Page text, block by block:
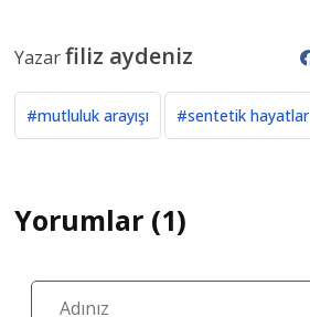
Yazarfiliz aydeniz
#mutluluk arayışı #sentetik hayatlar
Yorumlar (1)